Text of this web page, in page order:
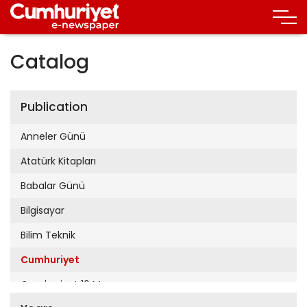
Catalog
Publication
Anneler Günü
Atatürk Kitapları
Babalar Günü
Bilgisayar
Bilim Teknik
Cumhuriyet
Cumhuriyet 19 Mayıs